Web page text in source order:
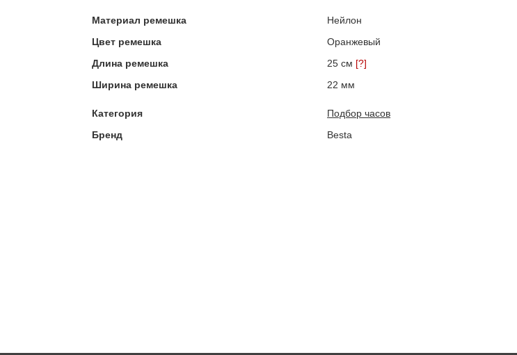
Материал ремешка
Нейлон
Цвет ремешка
Оранжевый
Длина ремешка
25 см [?]
Ширина ремешка
22 мм
Категория
Подбор часов
Бренд
Besta